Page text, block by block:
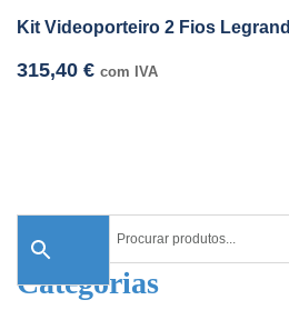
Kit Videoporteiro 2 Fios Legrand
315,40 € com IVA
Categorias